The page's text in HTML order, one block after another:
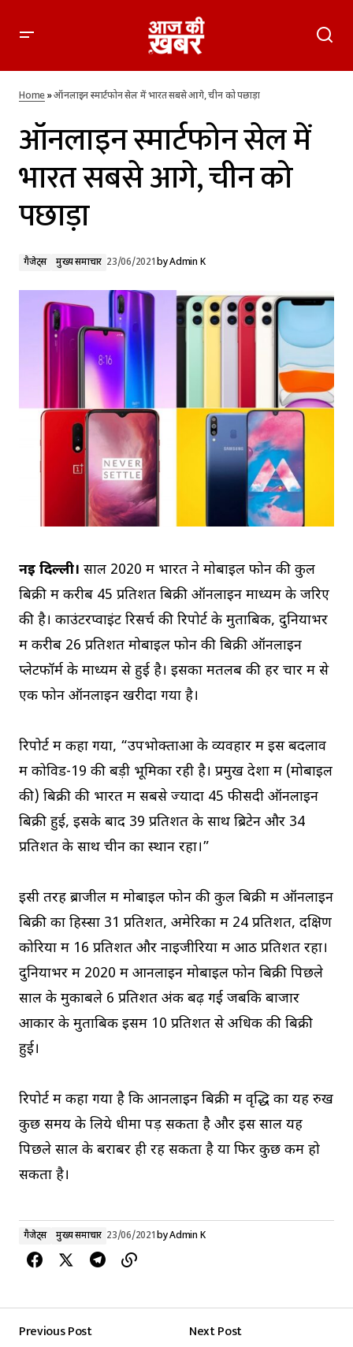
ऑनलाइन स्मार्टफोन सेल में भारत सबसे आगे, चीन को पछाड़ा
Home»ऑनलाइन स्मार्टफोन सेल में भारत सबसे आगे, चीन को पछाड़ा
ऑनलाइन स्मार्टफोन सेल में
भारत सबसे आगे, चीन को
पछाड़ा
गैजेट्स मुख्य समाचार 23/06/2021byAdmin K
नई दिल्ली। साल 2020 में भारत ने मोबाइल फोन की कुल
बिक्री में करीब 45 प्रतिशत बिक्री ऑनलाइन माध्यम के जरिए
की है। काउंटरप्वाइंट रिसर्च की रिपोर्ट के मुताबिक, दुनियाभर
में करीब 26 प्रतिशत मोबाइल फोन की बिक्री ऑनलाइन
प्लेटफॉर्म के माध्यम से हुई है। इसका मतलब की हर चार में से
एक फोन ऑनलाइन खरीदा गया है।
रिपोर्ट में कहा गया, “उपभोक्ताओं के व्यवहार में इस बदलाव
में कोविड-19 की बड़ी भूमिका रही है। प्रमुख देशों में (मोबाइल
की) बिक्री की भारत में सबसे ज्यादा 45 फीसदी ऑनलाइन
बिक्री हुई, इसके बाद 39 प्रतिशत के साथ ब्रिटेन और 34
प्रतिशत के साथ चीन का स्थान रहा।”
इसी तरह ब्राजील में मोबाइल फोन की कुल बिक्री में ऑनलाइन
बिक्री का हिस्सा 31 प्रतिशत, अमेरिका में 24 प्रतिशत, दक्षिण
कोरिया में 16 प्रतिशत और नाइजीरिया में आठ प्रतिशत रहा।
दुनियाभर में 2020 में आनलाइन मोबाइल फोन बिक्री पिछले
साल के मुकाबले 6 प्रतिशत अंक बढ़ गई जबकि बाजार
आकार के मुताबिक इसमें 10 प्रतिशत से अधिक की बिक्री
हुई।
रिपोर्ट में कहा गया है कि आनलाइन बिक्री में वृद्धि का यह रुख
कुछ समय के लिये धीमा पड़ सकता है और इस साल यह
पिछले साल के बराबर ही रह सकता है या फिर कुछ कम हो
सकता है।
गैजेट्स मुख्य समाचार 23/06/2021byAdmin K
Previous Post
Next Post